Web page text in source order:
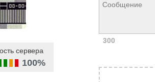
сервера
100%
300